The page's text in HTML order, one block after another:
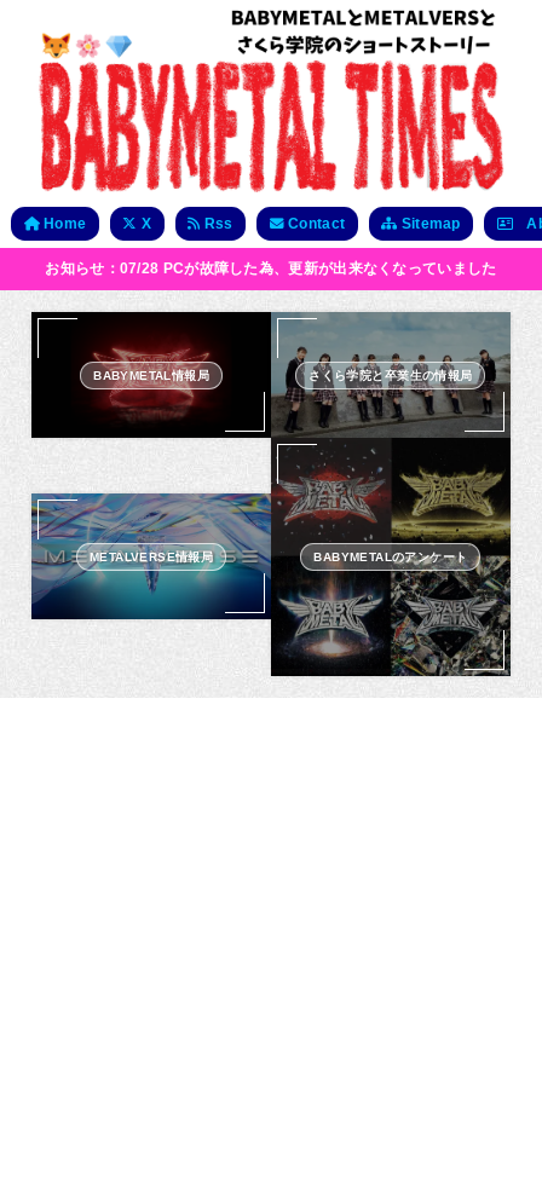
Home X Rss Contact Sitemap
お知らせ：07/28 PCが故障した為、更新が出来なくなっていました
BABYMETAL情報局 さくら学院と卒業生の情報局
METALVERSE情報局 BABYMETALのアンケート